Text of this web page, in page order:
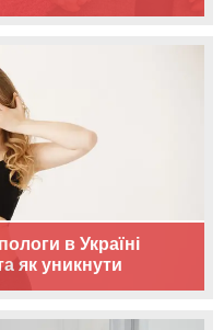
в Україні
як уникнути